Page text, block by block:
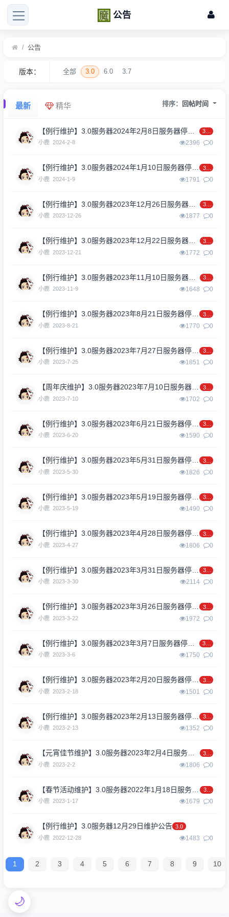
公告
/ 公告
版本： 全部 3.0 6.0 3.7
最新 精华 排序： 回帖时间
【例行维护】3.0服务器2024年2月8日服务器停机维护
小鹿 2024-2-8 2396 0
【例行维护】3.0服务器2024年1月10日服务器停机维护
3.0
小鹿 2024-1-9 1791 0
【例行维护】3.0服务器2023年12月26日服务器停机维护
3.0
小鹿 2023-12-26 1877 0
【例行维护】3.0服务器2023年12月22日服务器停机维护
3.0
小鹿 2023-12-21 1772 0
【例行维护】3.0服务器2023年11月10日服务器停机维护
3.0
小鹿 2023-11-9 1648 0
【例行维护】3.0服务器2023年8月21日服务器停机维护
3.0
小鹿 2023-8-21 1770 0
【例行维护】3.0服务器2023年7月27日服务器停机维护
3.0
小鹿 2023-7-25 1851 0
【周年庆维护】3.0服务器2023年7月10日服务器停机维护
小鹿 2023-7-10 1702 0
【例行维护】3.0服务器2023年6月21日服务器停机维护
3.0
小鹿 2023-6-20 1590 0
【例行维护】3.0服务器2023年5月31日服务器停机维护
3.0
小鹿 2023-5-30 1826 0
【例行维护】3.0服务器2023年5月19日服务器停机维护
3.0
小鹿 2023-5-19 1490 0
【例行维护】3.0服务器2023年4月28日服务器停机维护
3.0
小鹿 2023-4-27 1806 0
【例行维护】3.0服务器2023年3月31日服务器停机维护
3.0
小鹿 2023-3-30 2114 0
【例行维护】3.0服务器2023年3月26日服务器停机维护
3.0
小鹿 2023-3-22 1972 0
【例行维护】3.0服务器2023年3月7日服务器停机维护
小鹿 2023-3-6 1750 0
【例行维护】3.0服务器2023年2月20日服务器停机维护
3.0
小鹿 2023-2-18 1501 0
【例行维护】3.0服务器2023年2月13日服务器停机维护
3.0
小鹿 2023-2-13 1352 0
【元宵佳节维护】3.0服务器2023年2月4日服务器停机维护
小鹿 2023-2-2 1806 0
【春节活动维护】3.0服务器2022年1月18日服务器停机维护
3.0
小鹿 2023-1-17 1679 0
【例行维护】3.0服务器12月29日维护公告 3.0
小鹿 2022-12-28 1483 0
1 2 3 4 5 6 7 8 9 10
🌙